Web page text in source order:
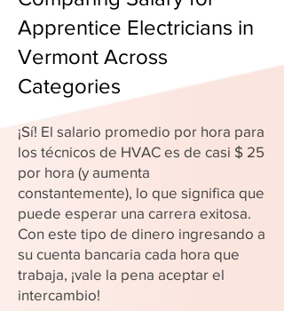
Apprentice Electricians in
Vermont Across
Categories
¡Sí! El salario promedio por hora para
los técnicos de HVAC es de casi $ 25
por hora (y aumenta
constantemente), lo que significa que
puede esperar una carrera exitosa.
Con este tipo de dinero ingresando a
su cuenta bancaria cada hora que
trabaja, ¡vale la pena aceptar el
intercambio!